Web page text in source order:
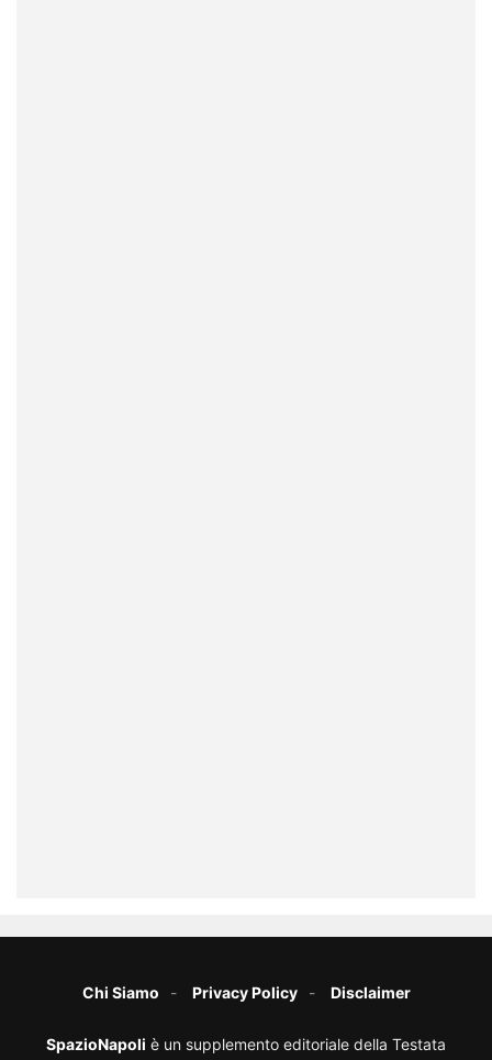
Chi Siamo Privacy Policy Disclaimer
SpazioNapoli è un supplemento editoriale della Testata